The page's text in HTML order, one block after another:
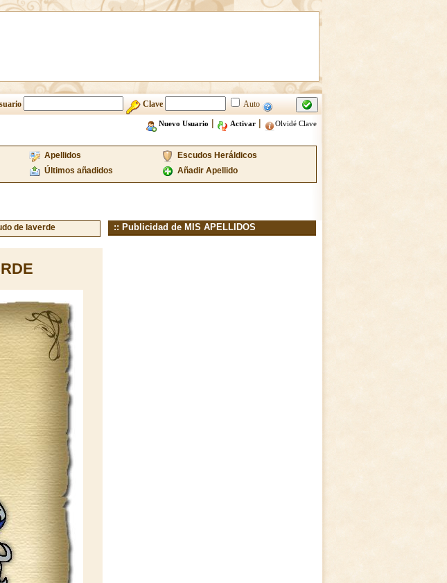
Clave Auto
Nuevo Usuario | Activar| Olvidé Clave
Apellidos
Escudos Heráldicos
Últimos añadidos Añadir Apellido
de laverde :: Publicidad de MIS APELLIDOS